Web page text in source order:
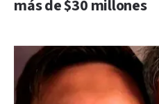
más de $30 millones